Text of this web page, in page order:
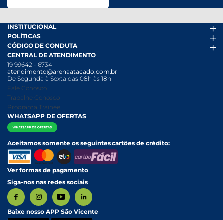
INSTITUCIONAL
Arena Mais
Fácil Pra Pagar
Ofertas
Folheto
Nossas Lojas
Nossa História
Relatório Transparência Salarial
POLÍTICAS
Termos de uso
Política de Trocas e Devoluções
Política de Privacidade
Política Anticorrupção
Política de entrega e Retirada
Política de Pagamento
CÓDIGO DE CONDUTA
Código de conduta PDF
Canal de Denúncias
Canal de Denúncias da Mulher
CENTRAL DE ATENDIMENTO
19 99642 - 6734
atendimento@arenaatacado.com.br
De Segunda à Sexta das 08h às 18h
Fale Conosco
Trabalhe Conosco
Programa Trainee
WHATSAPP DE OFERTAS
Aceitamos somente os seguintes cartões de crédito:
Ver formas de pagamento
Siga-nos nas redes sociais
Baixe nosso APP São Vicente